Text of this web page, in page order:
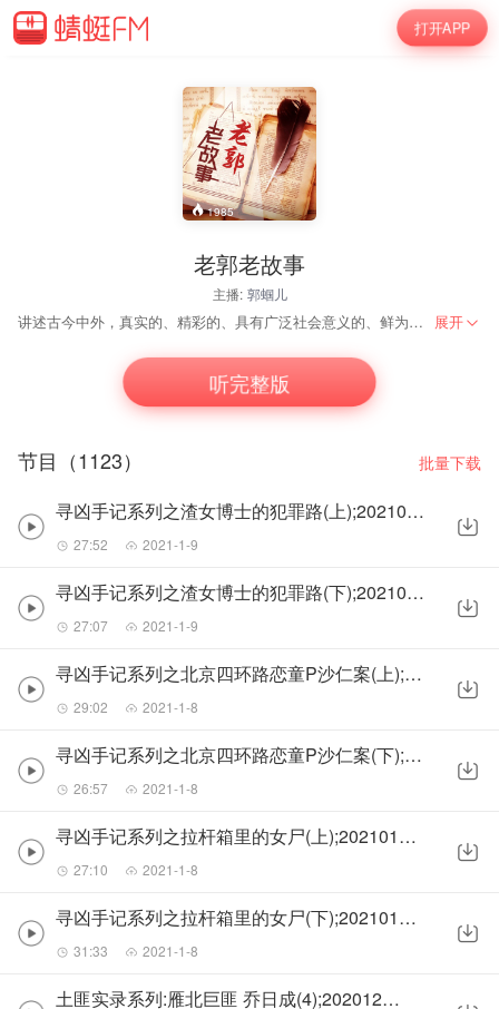
打开APP
1985
老郭老故事
主播: 郭蝈儿
讲述古今中外，真实的、精彩的、具有广泛社会意义的、鲜为人知的故事。从形式上节目将突破纪录片与专题片的界限、突破纪录片与社会报道的界限、突破纪录片与故事片的界限、突破纪录片与文艺片的界限，一切为故事服务，采取一切合理的手段、手法整合故事。为观众讲述一个个完整，细致、跌宕起伏的故事，如同一部部真实的电视剧呈现给观众。老郭没有架子，没有说教，就这样如拉家常般的对话，却总让人觉得言之有理、言之有据，觉得有道理就琢磨琢磨，没道理就图一乐，不落俗套，不那么沉重，目的就是让大家放松下来享受生活。 展开
听完整版
节目（1123） 批量下载
寻凶手记系列之渣女博士的犯罪路(上);20210107(老晚)
27:52 2021-1-9
寻凶手记系列之渣女博士的犯罪路(下);20210107(老晚)
27:07 2021-1-9
寻凶手记系列之北京四环路恋童P沙仁案(上);20210106(老晚)
29:02 2021-1-8
寻凶手记系列之北京四环路恋童P沙仁案(下);20210106(老晚)
26:57 2021-1-8
寻凶手记系列之拉杆箱里的女尸(上);20210105(老晚)
27:10 2021-1-8
寻凶手记系列之拉杆箱里的女尸(下);20210105(老晚)
31:33 2021-1-8
土匪实录系列:雁北巨匪 乔日成(4);20201228(老晚)